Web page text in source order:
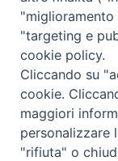
Gli studenti
Religiose di
della Facoltà
Biblioteca
E’ possibile
Teologica nel
ed esibendo il
Milano,
"miglioramento
"targeting e
cookie policy.
Cliccando su
cookie.
maggiori
personalizzare
"rifiuta" o